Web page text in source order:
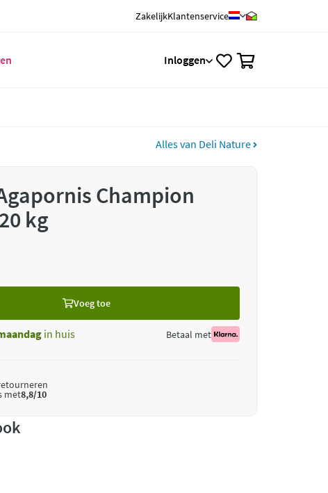
ZakelijkKlantenservice
Inloggen
Alles van Deli Nature
Champion
kg
Voeg toe
in huis Betaal met
met8,8/10